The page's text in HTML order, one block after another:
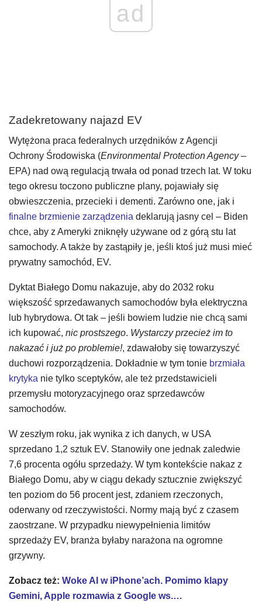
ad
Zadekretowany najazd EV
Wytężona praca federalnych urzędników z Agencji
Ochrony Środowiska (Environmental Protection Agency–
EPA) nad ową regulacją trwała od ponad trzech lat. W toku
tego okresu toczono publiczne plany, pojawiały się
obwieszczenia, przecieki i dementi. Zarówno one, jak i
finalne brzmienie zarządzenia deklarują jasny cel – Biden
chce, aby z Ameryki zniknęły używane od z górą stu lat
samochody. A także by zastąpiły je, jeśli ktoś już musi mieć
prywatny samochód, EV.
Dyktat Białego Domu nakazuje, aby do 2032 roku
większość sprzedawanych samochodów była elektryczna
lub hybrydowa. Ot tak – jeśli bowiem ludzie nie chcą sami
ich kupować, nic prostszego. Wystarczy przecież im to
nakazać i już po problemie!, zdawałoby się towarzyszyć
duchowi rozporządzenia. Dokładnie w tym tonie brzmiała
krytyka nie tylko sceptyków, ale też przedstawicieli
przemysłu motoryzacyjnego oraz sprzedawców
samochodów.
W zeszłym roku, jak wynika z ich danych, w USA
sprzedano 1,2 sztuk EV. Stanowiły one jednak zaledwie
7,6 procenta ogółu sprzedaży. W tym kontekście nakaz z
Białego Domu, aby w ciągu dekady sztucznie zwiększyć
ten poziom do 56 procent jest, zdaniem rzeczonych,
oderwany od rzeczywistości. Normy mają być z czasem
zaostrzane. W przypadku niewypełnienia limitów
sprzedaży EV, branża byłaby narażona na ogromne
grzywny.
Zobacz też: Woke AI w iPhone’ach. Pomimo klapy
Gemini, Apple rozmawia z Google ws.…